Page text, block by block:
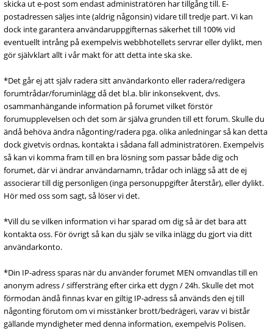
skicka ut e-post som endast administratören har tillgång till. E-
postadressen säljes inte (aldrig någonsin) vidare till tredje part. Vi kan
dock inte garantera användaruppgifternas säkerhet till 100% vid
eventuellt intrång på exempelvis webbhotellets servrar eller dylikt, men
gör självklart allt i vår makt för att detta inte ska ske.
*Det går ej att själv radera sitt användarkonto eller radera/redigera
forumtrådar/foruminlägg då det bl.a. blir inkonsekvent, dvs.
osammanhängande information på forumet vilket förstör
forumupplevelsen och det som är själva grunden till ett forum. Skulle du
ändå behöva ändra någonting/radera pga. olika anledningar så kan detta
dock givetvis ordnas, kontakta i sådana fall administratören. Exempelvis
så kan vi komma fram till en bra lösning som passar både dig och
forumet, där vi ändrar användarnamn, trådar och inlägg så att de ej
associerar till dig personligen (inga personuppgifter återstår), eller dylikt.
Hör med oss som sagt, så löser vi det.
*Vill du se vilken information vi har sparad om dig så är det bara att
kontakta oss. För övrigt så kan du själv se vilka inlägg du gjort via ditt
användarkonto.
*Din IP-adress sparas när du använder forumet MEN omvandlas till en
anonym adress / siffersträng efter cirka ett dygn / 24h. Skulle det mot
förmodan ändå finnas kvar en giltig IP-adress så används den ej till
någonting förutom om vi misstänker brott/bedrägeri, varav vi bistår
gällande myndigheter med denna information, exempelvis Polisen.